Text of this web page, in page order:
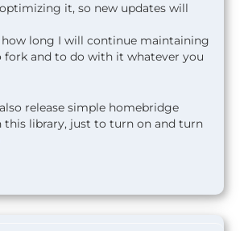
it, so new updates will
long I will continue maintaining
fork and to do with it whatever you
release simple homebridge
this library, just to turn on and turn